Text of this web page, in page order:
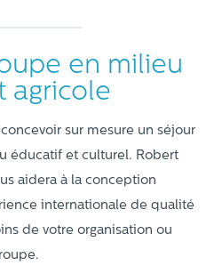
en milieu
agricole
sur mesure un séjour
éducatif et culturel. Robert
aidera à la conception
internationale de qualité
de votre organisation ou